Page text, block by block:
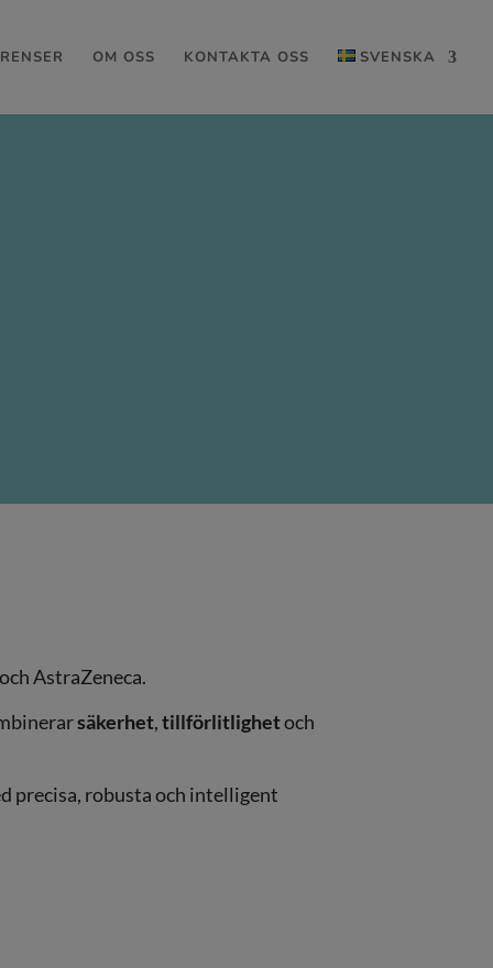
OM OSS KONTAKTA OSS SVENSKA
AstraZeneca.
säkerhet,tillförlitlighetoch
precisa, robusta och intelligent